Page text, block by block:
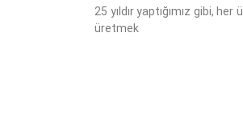
25 yıldır yaptığımız gibi,
üretmek